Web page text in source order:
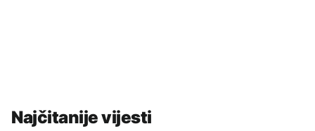
Najčitanije vijesti